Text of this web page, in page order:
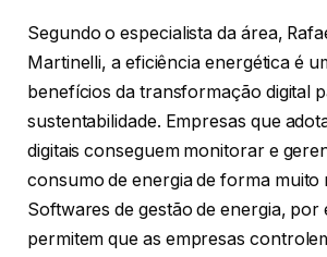
Segundo o especialista da área,
Martinelli, a eficiência energética é
benefícios da transformação digital
sustentabilidade. Empresas que
digitais conseguem monitorar e
consumo de energia de forma muito
Softwares de gestão de energia, por
permitem que as empresas